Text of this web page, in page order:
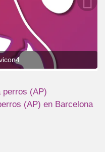
perros (AP)
(AP) en Barcelona